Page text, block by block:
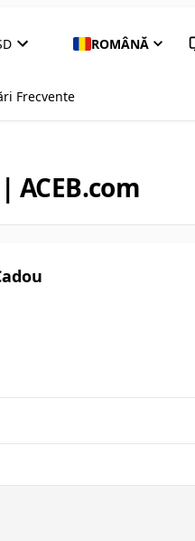
ROMÂNĂ
Frecvente